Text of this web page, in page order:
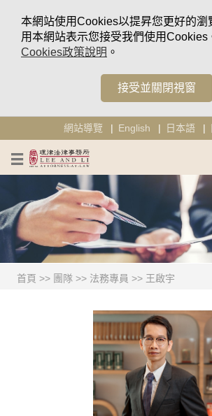
本網站使用Cookies以提昇您更好的瀏
用本網站表示您接受我們使用Cookies
Cookies政策說明 。
接受並關閉視窗
網站導覽 English 日本語
首頁 >> 團隊 >> 法務專員 >> 王啟宇